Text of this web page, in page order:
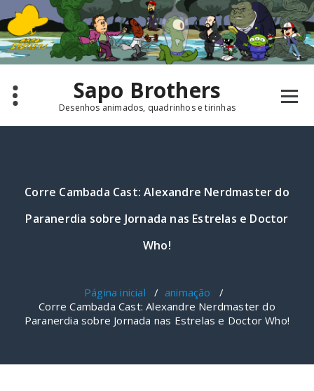
Pular
para
o
conteúdo
Sapo Brothers
Desenhos animados, quadrinhos e tirinhas
Corre Cambada Cast: Alexandre Nerdmaster do
Paranerdia sobre Jornada nas Estrelas e Doctor
Who!
Página inicial /animação /
Corre Cambada Cast: Alexandre Nerdmaster do
Paranerdia sobre Jornada nas Estrelas e Doctor Who!